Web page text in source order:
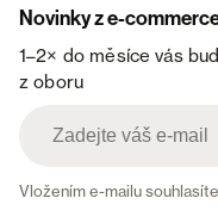
Novinky z e-
1–2× do měsíce vás
z oboru
Vložením e-mailu